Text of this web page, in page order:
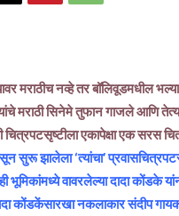
मराठीच नव्हे तर बॉलिवूडमधील
मराठी सिनेमे तुफान गाजले आणि
चित्रपटसृष्टीला एकापेक्षा एक सरस
सुरू झालेला ‘त्यांचा’
भूमिकांमध्ये वावरलेल्या दादा
कोंडकेंसारखा नकलाकार संदीप